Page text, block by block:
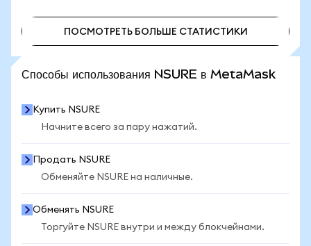
ПОСМОТРЕТЬ БОЛЬШЕ СТАТИСТИКИ
Способы использования NSURE в MetaMask
Купить NSURE
Начните всего за пару нажатий.
Продать NSURE
Обменяйте NSURE на наличные.
Обменять NSURE
Торгуйте NSURE внутри и между блокчейнами.